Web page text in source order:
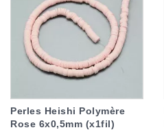
Perles Heishi Polymère
Rose 6x0,5mm (x1fil)